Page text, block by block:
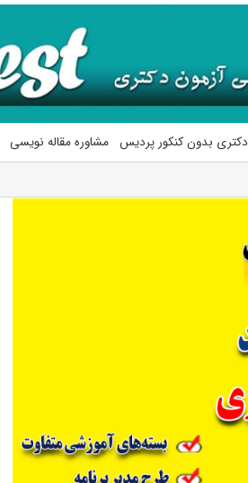
دکتری بدون کنکور پردیس مشاوره مقاله نویسی